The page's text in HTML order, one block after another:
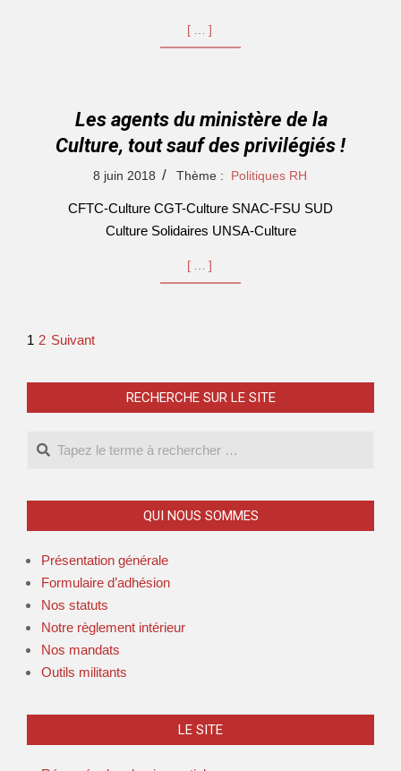
[…]
Les agents du ministère de la
Culture, tout sauf des privilégiés !
8 juin 2018 Thème : Politiques RH
CFTC-Culture CGT-Culture SNAC-FSU SUD
Culture Solidaires UNSA-Culture
[…]
Pagination
publications
1 2 Suivant
RECHERCHE SUR LE SITE
Search
QUI NOUS SOMMES
Présentation générale
Formulaire d’adhésion
Nos statuts
Notre règlement intérieur
Nos mandats
Outils militants
LE SITE